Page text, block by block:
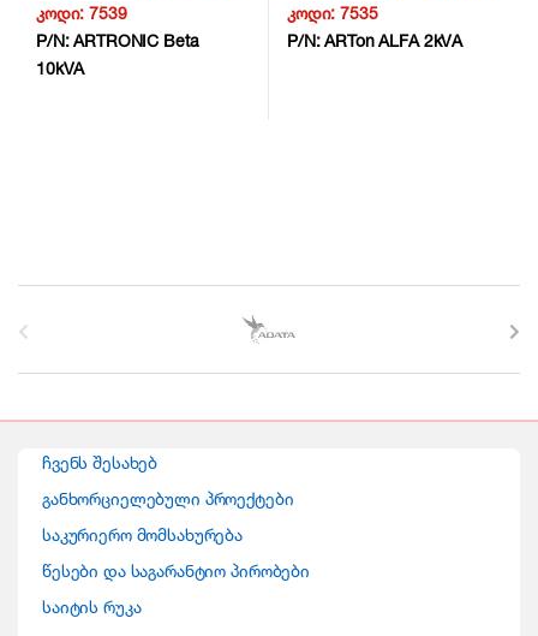
12V/9A , Backup Time (half load) 9
MIN , USB COMMUNICATION RJ
45-RS232 port, 1y warr-6month
on batterys + usb cable NG3
კოდი:7539
P/N:ARTRONIC Beta
10kVA
Batteries;USB COMMUNICATION
RJ 45-RS232 port, 1y warr-
6month on batterys + usb cable
კოდი:7535
P/N:ARTon ALFA 2kVA
ჩვენს შესახებ
განხორციელებული პროექტები
საკურიერო მომსახურება
წესები და საგარანტიო პირობები
საიტის რუკა